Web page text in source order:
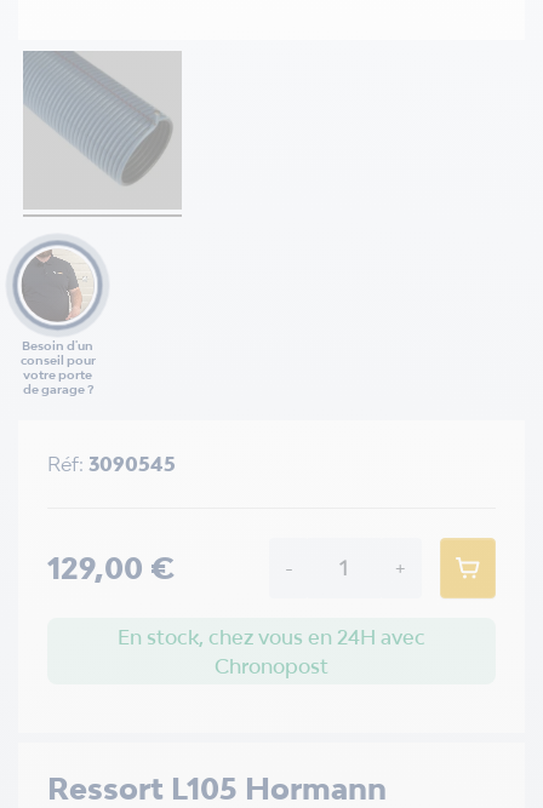
Besoin d'un
conseil pour
votre porte
de garage ?
Ressort L105 Hormann
Réf: 3090545
129,00 € - +
En stock, chez vous en 24H avec
Chronopost